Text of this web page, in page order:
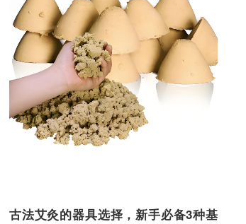
古法艾灸的器具选择，新手必备3种基